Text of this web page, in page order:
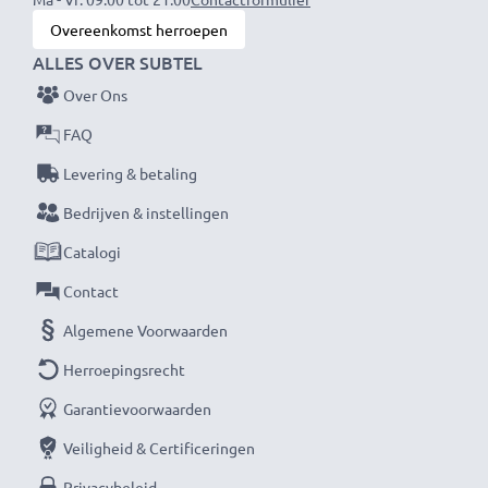
levering & 3 jaar garantie!
Overeenkomst herroepen
ALLES OVER SUBTEL
Over Ons
FAQ
Levering & betaling
Bedrijven & instellingen
Catalogi
Contact
Algemene Voorwaarden
Herroepingsrecht
Garantievoorwaarden
Veiligheid & Certificeringen